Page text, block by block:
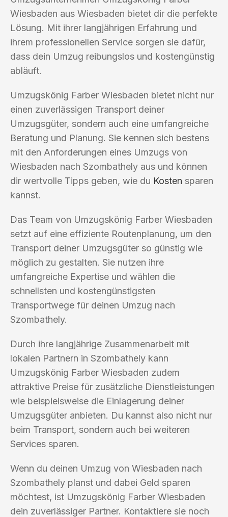
Wiesbaden aus Wiesbaden bietet dir die perfekte
Lösung. Mit ihrer langjährigen Erfahrung und
ihrem professionellen Service sorgen sie dafür,
dass dein Umzug reibungslos und kostengünstig
abläuft.
Umzugskönig Farber Wiesbaden bietet nicht nur
einen zuverlässigen Transport deiner
Umzugsgüter, sondern auch eine umfangreiche
Beratung und Planung. Sie kennen sich bestens
mit den Anforderungen eines Umzugs von
Wiesbaden nach Szombathely aus und können
dir wertvolle Tipps geben, wie du Kosten sparen
kannst.
Das Team von Umzugskönig Farber Wiesbaden
setzt auf eine effiziente Routenplanung, um den
Transport deiner Umzugsgüter so günstig wie
möglich zu gestalten. Sie nutzen ihre
umfangreiche Expertise und wählen die
schnellsten und kostengünstigsten
Transportwege für deinen Umzug nach
Szombathely.
Durch ihre langjährige Zusammenarbeit mit
lokalen Partnern in Szombathely kann
Umzugskönig Farber Wiesbaden zudem
attraktive Preise für zusätzliche Dienstleistungen
wie beispielsweise die Einlagerung deiner
Umzugsgüter anbieten. Du kannst also nicht nur
beim Transport, sondern auch bei weiteren
Services sparen.
Wenn du deinen Umzug von Wiesbaden nach
Szombathely planst und dabei Geld sparen
möchtest, ist Umzugskönig Farber Wiesbaden
dein zuverlässiger Partner. Kontaktiere sie noch